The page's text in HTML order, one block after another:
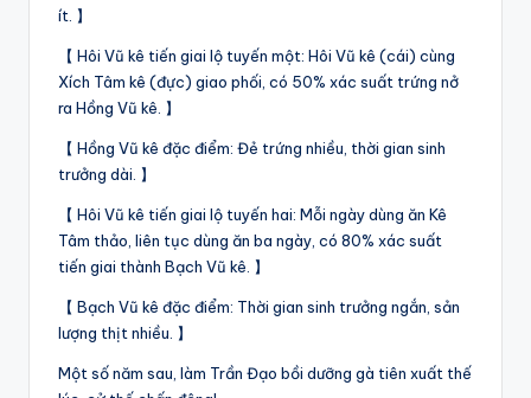
ít. 】
【 Hôi Vũ kê tiến giai lộ tuyến một: Hôi Vũ kê (cái) cùng
Xích Tâm kê (đực) giao phối, có 50% xác suất trứng nở
ra Hồng Vũ kê. 】
【 Hồng Vũ kê đặc điểm: Đẻ trứng nhiều, thời gian sinh
trưởng dài. 】
【 Hôi Vũ kê tiến giai lộ tuyến hai: Mỗi ngày dùng ăn Kê
Tâm thảo, liên tục dùng ăn ba ngày, có 80% xác suất
tiến giai thành Bạch Vũ kê. 】
【 Bạch Vũ kê đặc điểm: Thời gian sinh trưởng ngắn, sản
lượng thịt nhiều. 】
Một số năm sau, làm Trần Đạo bồi dưỡng gà tiên xuất thế